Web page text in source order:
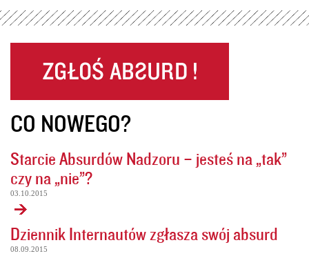
CO NOWEGO?
Starcie Absurdów Nadzoru – jesteś na „tak”
czy na „nie”?
03.10.2015
Dziennik Internautów zgłasza swój absurd
08.09.2015